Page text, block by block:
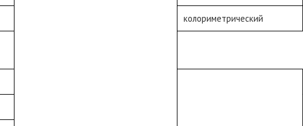
колориметрический